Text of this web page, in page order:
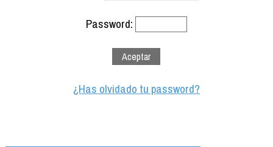
Password:
¿Has olvidado tu password?